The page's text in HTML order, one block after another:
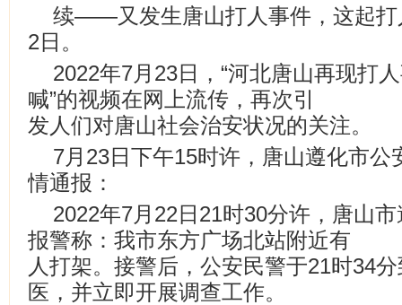
续——又发生唐山打人事件，这起打
2日。
2022年7月23日，“河北唐山再现打
喊”的视频在网上流传，再次引
发人们对唐山社会治安状况的关注。
7月23日下午15时许，唐山遵化市
情通报：
2022年7月22日21时30分许，唐山
报警称：我市东方广场北站附近有
人打架。接警后，公安民警于21时34
医，并立即开展调查工作。